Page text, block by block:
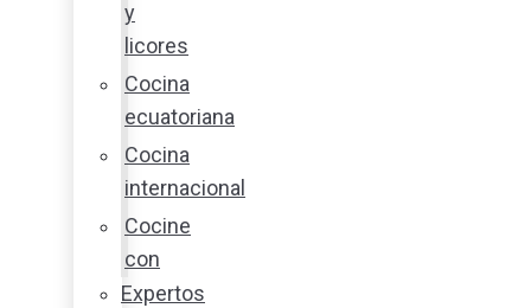
y
licores
Cocina
ecuatoriana
Cocina
internacional
Cocine
con
Expertos